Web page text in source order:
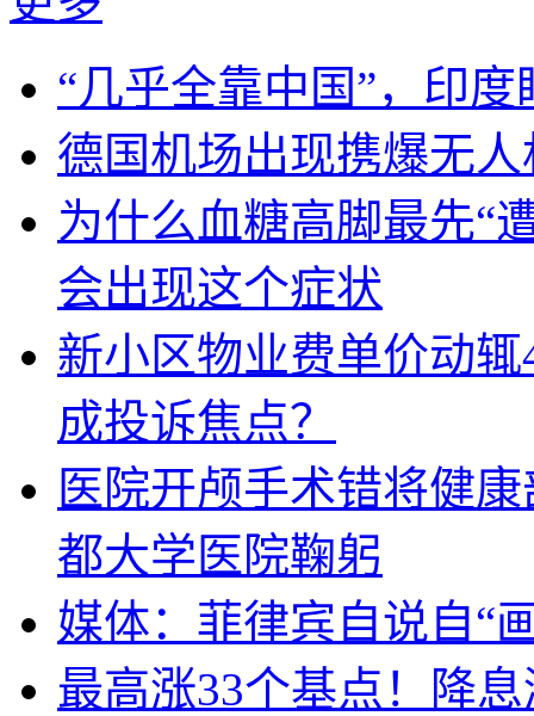
“几乎全靠中国”，印
德国机场出现携爆无
为什么血糖高脚最先“
会出现这个症状
新小区物业费单价动
成投诉焦点？
医院开颅手术错将健
都大学医院鞠躬
媒体：菲律宾自说自“
最高涨33个基点！降